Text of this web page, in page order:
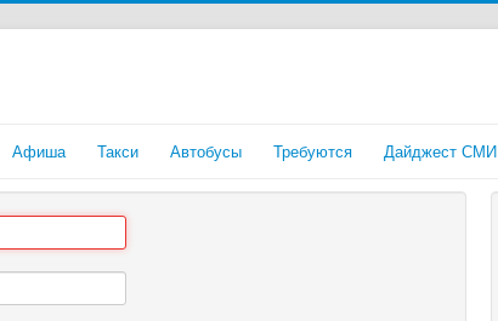
Афиша Такси Автобусы Требуются Дайджест СМИ